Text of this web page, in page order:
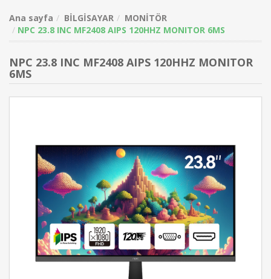
Ana sayfa BİLGİSAYAR
MONİTÖR
NPC 23.8 INC MF2408 AIPS 120HHZ MONITOR 6MS
NPC 23.8 INC MF2408 AIPS 120HHZ MONITOR
6MS